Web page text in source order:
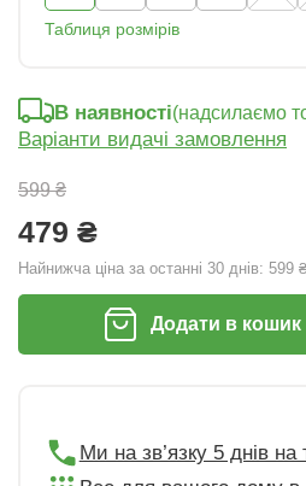
Таблиця розмірів
599 ₴
479 ₴
Найнижча ціна за останні 30 днів: 599 ₴
В наявності(надсилаємо
Варіанти видачі замовлення
Додати в кошик
Ми на зв’язку 5 днів